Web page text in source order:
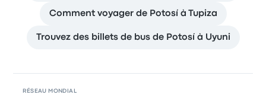
Comment voyager de Potosí à Tupiza
Trouvez des billets de bus de Potosí à Uyuni
RÉSEAU MONDIAL